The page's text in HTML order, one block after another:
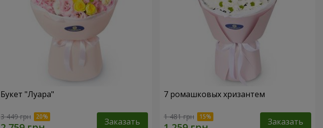
Букет "Луара"
3 449 грн Заказать
7 ромашковых хризантем
1 481 грн Заказать